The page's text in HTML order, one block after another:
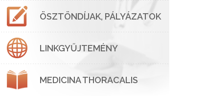
ÖSZTÖNDÍJAK, PÁLYÁZATOK
LINKGYŰJTEMÉNY
MEDICINA THORACALIS